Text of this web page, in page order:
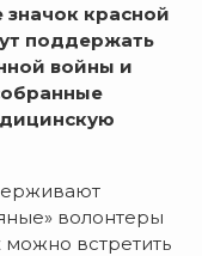
ок красной
поддержать
войны и
волонтеры
встретить